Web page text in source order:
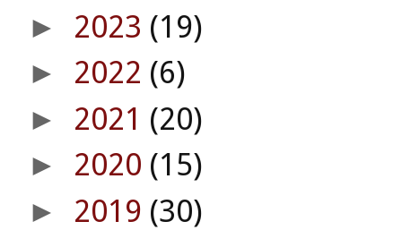
► 2023 (19)
► 2022 (6)
► 2021 (20)
► 2020 (15)
► 2019 (30)